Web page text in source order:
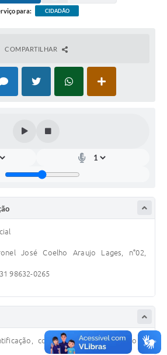
– Decisões
e Defesa do
para: CIDADÃO
COMPARTILHAR
José Coelho Araujo Lages, n°02,
98632-0265
comprovante de endereço e